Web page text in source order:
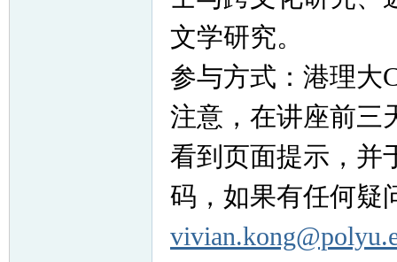
文学研究。
参与方式：港理大
注意，在讲座前三
看到页面提示，并
码，如果有任何疑